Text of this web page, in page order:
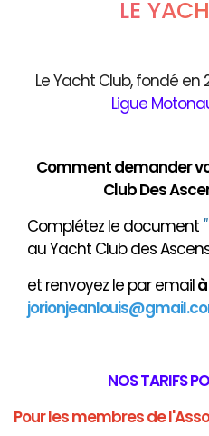
LE
Le Yacht Club, fondé
Ligue
Comment demander
Club Des
Complétez le document "
au Yacht Club des
et renvoyez le par emailà
NOS TARIFS
Pour les membres de